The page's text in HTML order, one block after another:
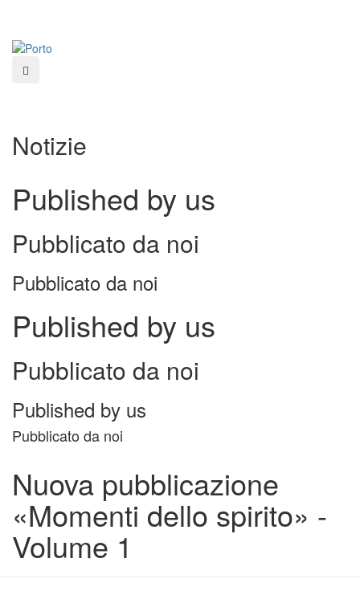
contenuto
principale
Notizie
Published by us
Pubblicato da noi
Pubblicato da noi
Published by us
Pubblicato da noi
Published by us
Pubblicato da noi
Nuova pubblicazione
«Momenti dello spirito» -
Volume 1